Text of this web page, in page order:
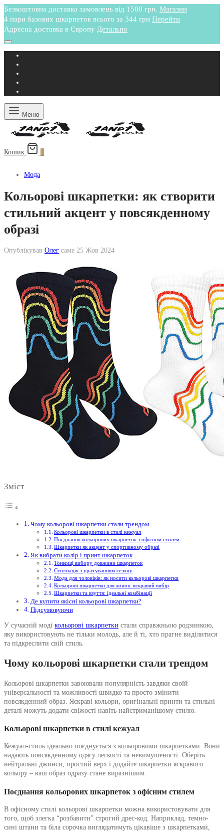
Безкоштовна доставка замовлень від 1500 грн. Магазин
4 пари базових шкарпеток всього за 344 грн Перейти
Адресна доставка в Європу Детально
Меню
Кошик
Мода
Кольорові шкарпетки: як створити
стильний акцент у повсякденному
образі
Опублікував Олег саме 25 Жов 2024
Зміст
Чому кольорові шкарпетки стали трендом
Кольорові шкарпетки в стилі кежуал
Поєднання кольорових шкарпеток з офісним стилем
Шкарпетки як акцент у спортивному образі
Як вибрати колір і принт шкарпеток
Тонкощі вибору довжини шкарпеток
Стилізація з урахуванням сезону
Мода для чоловіків: як носити кольорові шкарпетки
Кольорові шкарпетки для жінок: яскравий вибір
Шкарпетки та взуття: ідеальні комбінації
Де купити якісні кольорові шкарпетки?
Підсумовуючи
У сучасній моді кольорові шкарпетки стали справжньою родзинкою,
яку використовують не тільки молодь, але й ті, хто прагне виділитися
та підкреслити свій стиль.
Чому кольорові шкарпетки стали трендом
Кольорові шкарпетки завоювали популярність завдяки своїй
універсальності та можливості швидко та просто змінити
повсякденний образ. Яскраві кольори, оригінальні принти та стильні
деталі можуть додати свіжості навіть найстриманішому стилю.
Кольорові шкарпетки в стилі кежуал
Кежуал-стиль ідеально поєднується з кольоровими шкарпетками. Вони
надають повсякденному одягу легкості та невимушеності. Оберіть
нейтральні джинси, простий верх і додайте шкарпетки яскравого
кольору – ваш образ одразу стане виразнішим.
Поєднання кольорових шкарпеток з офісним стилем
В офісному стилі кольорові шкарпетки можна використовувати для
того, щоб злегка “розбавити” строгий дрес-код. Наприклад, темно-
сині штани та біла сорочка виглядатимуть цікавіше з шкарпетками,